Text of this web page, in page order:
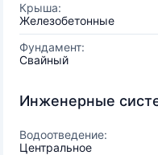
Крыша:
Железобетонные
Фундамент:
Свайный
Инженерные
Водоотведение:
Центральное